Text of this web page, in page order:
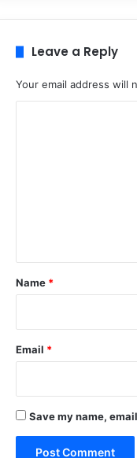
Leave a Reply
Your email address will
*
Name *
Email *
Save my name,